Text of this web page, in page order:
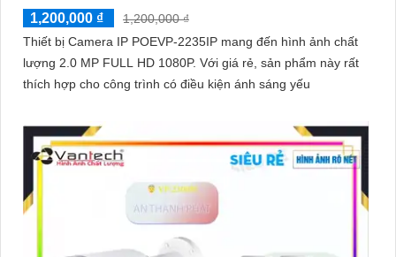
1,200,000 ₫
1,200,000 ₫
Thiết bị Camera IP POEVP-2235IP mang đến hình ảnh chất
lượng 2.0 MP FULL HD 1080P. Với giá rẻ, sản phẩm này rất
thích hợp cho công trình có điều kiện ánh sáng yếu